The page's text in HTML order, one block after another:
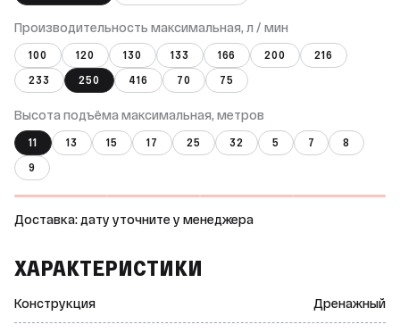
Производительность максимальная, л / мин
100 120 130 133 166 200
216
233
250 416 70 75
Высота подъёма максимальная, метров
11 13 15 17 25 32 5 7
8
9
Доставка: дату уточните у менеджера
ХАРАКТЕРИСТИКИ
Конструкция Дренажный